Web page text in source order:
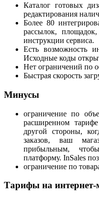
Каталог готовых
редактирования
Более 80
рассылок,
инструкции сервиса.
Есть возможность
Исходные коды
Нет ограничений по
Быстрая скорость
Минусы
ограничение по
расширенном
другой стороны,
заказов, ваш
прибыльным,
платформу. InSales
ограничение по
Тарифы на интернет-